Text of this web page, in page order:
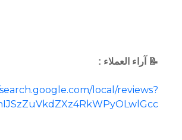
📝 آراء العملاء :
local/reviews?